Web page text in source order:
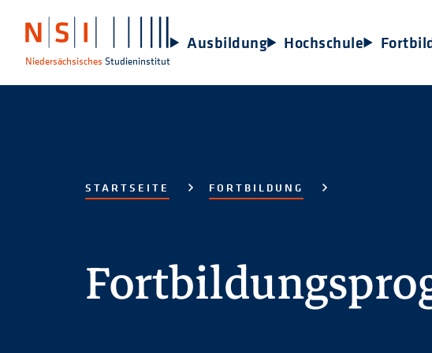
Niedersächsisches Studieninstitut
Ausbildung Hochschule
STARTSEITE FORTBILDUNG